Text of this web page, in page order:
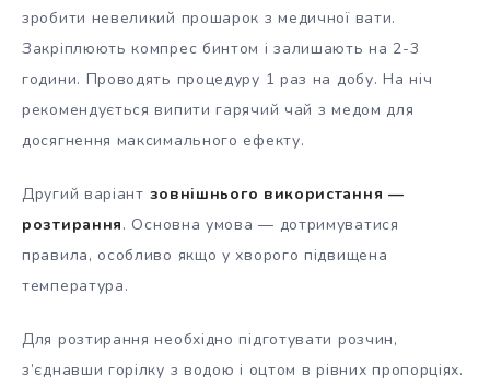
зробити невеликий прошарок з медичної вати.
Закріплюють компрес бинтом і залишають на 2-3
години. Проводять процедуру 1 раз на добу. На ніч
рекомендується випити гарячий чай з медом для
досягнення максимального ефекту.
Другий варіант зовнішнього використання —
розтирання. Основна умова — дотримуватися
правила, особливо якщо у хворого підвищена
температура.
Для розтирання необхідно підготувати розчин,
з’єднавши горілку з водою і оцтом в рівних пропорціях.